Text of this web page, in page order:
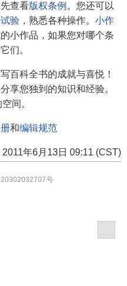
查看版权条例 。您还可以
验 ，熟悉各种操作。 小作
小作品，如果您对哪个条
们。
科全书的成就与喜悦！
享您独到的知识和经验。
间。
和编辑规范
2011年6月13日 09:11 (CST)
号